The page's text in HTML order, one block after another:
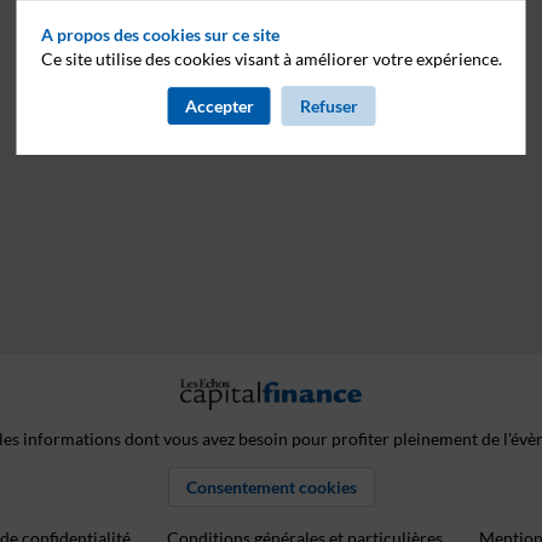
informations dont vous avez besoin pour profiter pleinement de
Consentement cookies
A propos des cookies sur ce site
Ce site utilise des cookies visant à améliorer votre expérience.
Accepter Refuser